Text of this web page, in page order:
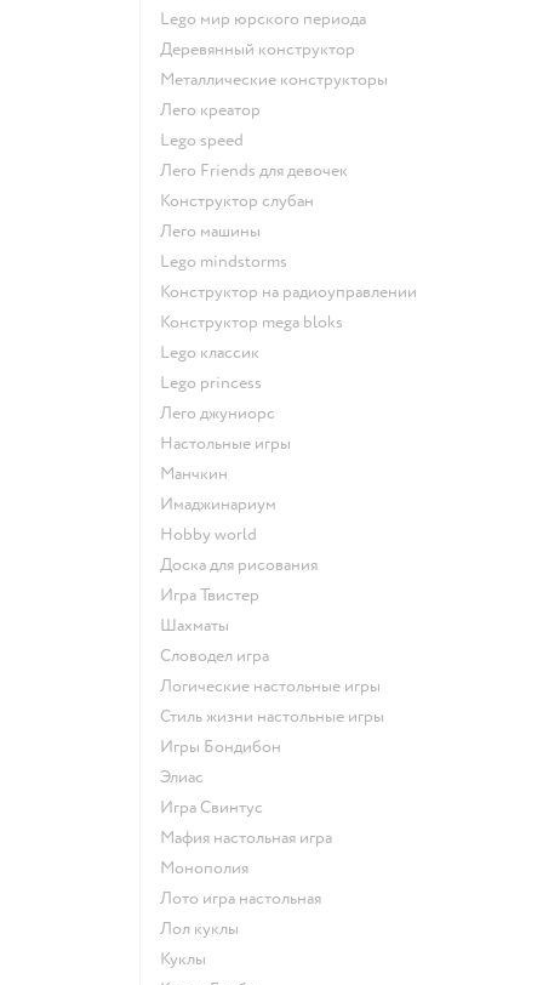
Lego мир юрского периода
Деревянный конструктор
Металлические конструкторы
Лего креатор
Lego speed
Лего Friends для девочек
Конструктор слубан
Лего машины
Lego mindstorms
Конструктор на радиоуправлении
Конструктор mega bloks
Lego классик
Lego princess
Лего джуниорс
Настольные игры
Манчкин
Имаджинариум
Hobby world
Доска для рисования
Игра Твистер
Шахматы
Словодел игра
Логические настольные игры
Стиль жизни настольные игры
Игры Бондибон
Элиас
Игра Свинтус
Мафия настольная игра
Монополия
Лото игра настольная
Лол куклы
Куклы